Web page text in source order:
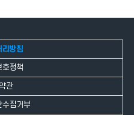
리방침
호정책
관
수집거부